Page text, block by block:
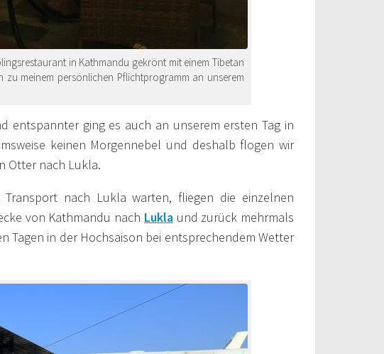
in Kathmandu gekrönt mit einem Tibetan
meinem persönlichen Pflichtprogramm an unserem
entspannter ging es auch an unserem ersten Tag in
keinen Morgennebel und deshalb flogen wir
Otter nach Lukla.
nach Lukla warten, fliegen die einzelnen
von Kathmandu nach Luklaund zurück mehrmals
Tagen in der Hochsaison bei entsprechendem Wetter